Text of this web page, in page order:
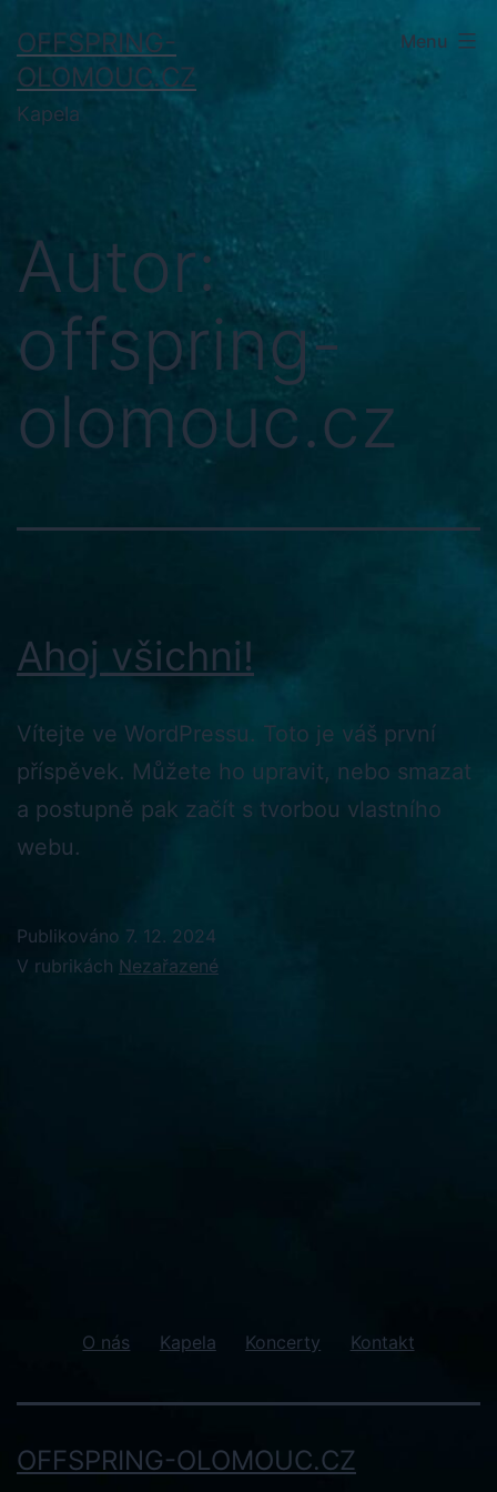
obsahu
OFFSPRING-
OLOMOUC.CZ
Kapela
Menu
Autor:
offspring-
olomouc.cz
Ahoj všichni!
Vítejte ve WordPressu. Toto je váš první
příspěvek. Můžete ho upravit, nebo smazat
a postupně pak začít s tvorbou vlastního
webu.
Publikováno 7. 12. 2024
V rubrikách Nezařazené
O nás Kapela Koncerty Kontakt
OFFSPRING-OLOMOUC.CZ